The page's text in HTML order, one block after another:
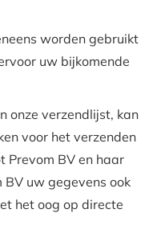
worden gebruikt
uw bijkomende
onze verzendlijst, kan
voor het verzenden
Prevom BV en haar
uw gegevens ook
het oog op directe